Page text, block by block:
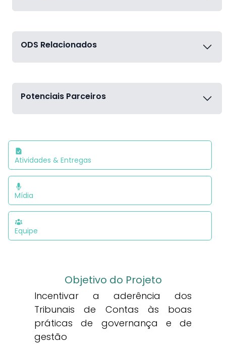
ODS Relacionados
Potenciais Parceiros
Atividades & Entregas
Mídia
Equipe
Objetivo do Projeto
Incentivar a aderência dos
Tribunais de Contas às boas
práticas de governança e de
gestão